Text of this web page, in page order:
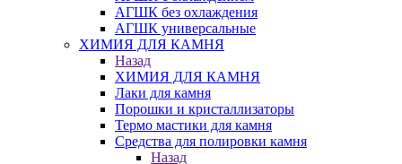
АГШК без охлаждения
АГШК универсальные
ХИМИЯ ДЛЯ КАМНЯ
Назад
ХИМИЯ ДЛЯ КАМНЯ
Лаки для камня
Порошки и кристаллизаторы
Термо мастики для камня
Средства для полировки камня
Назад